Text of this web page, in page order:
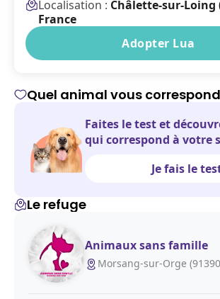
Localisation : Châlette-sur-Loing
France
Adopter Lua
Quel animal vous
Faites le test et
qui correspond à votre
Je fais le
Le refuge
Animaux sans famille
Morsang-sur-Orge